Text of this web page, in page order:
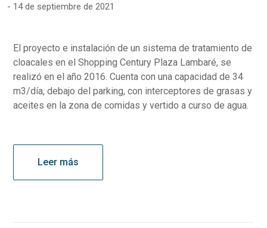
14 de septiembre de 2021
El proyecto e instalación de un sistema de tratamiento de
cloacales en el Shopping Century Plaza Lambaré, se
realizó en el año 2016. Cuenta con una capacidad de 34
m3/día, debajo del parking, con interceptores de grasas y
aceites en la zona de comidas y vertido a curso de agua.
Leer más